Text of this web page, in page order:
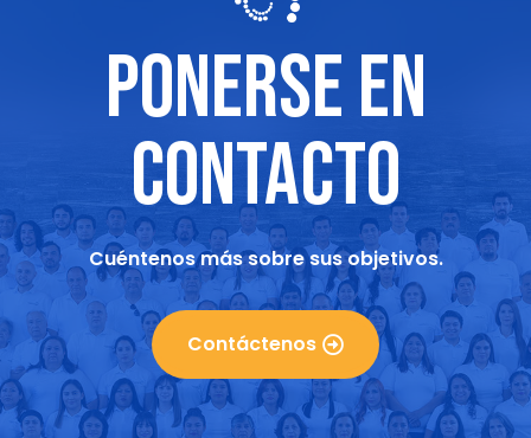
PONERSE EN
CONTACTO
Cuéntenos más sobre sus objetivos.
Contáctenos